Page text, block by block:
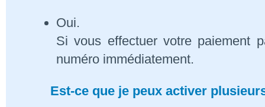
Oui.
Si vous effectuer votre paiement
numéro immédiatement.
Est-ce que je peux activer